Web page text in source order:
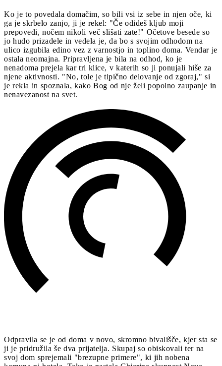
Ko je to povedala domačim, so bili vsi iz sebe in njen oče, ki
ga je skrbelo zanjo, ji je rekel: "Če odideš kljub moji
prepovedi, nočem nikoli več slišati zate!" Očetove besede so
jo hudo prizadele in vedela je, da bo s svojim odhodom na
ulico izgubila edino vez z varnostjo in toplino doma. Vendar je
ostala neomajna. Pripravljena je bila na odhod, ko je
nenadoma prejela kar tri klice, v katerih so ji ponujali hiše za
njene aktivnosti. "No, tole je tipično delovanje od zgoraj," si
je rekla in spoznala, kako Bog od nje želi popolno zaupanje in
nenavezanost na svet.
Odpravila se je od doma v novo, skromno bivališče, kjer sta se
ji je pridružila še dva prijatelja. Skupaj so obiskovali ter na
svoj dom sprejemali "brezupne primere", ki jih nobena